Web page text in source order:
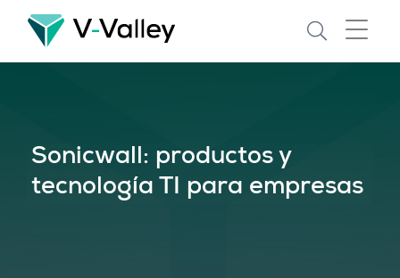
Skip
main
Sonicwall: productos y
tecnología TI para empresas